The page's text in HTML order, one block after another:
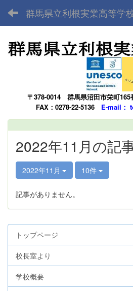
群馬県立利根実業高等学
〒378-0014 群馬県沼田市栄町165
FAX：0278-22-5136 E-mail：
2022年11月の記
2022年11月 10件
記事がありません。
トップページ
校長室より
学校概要